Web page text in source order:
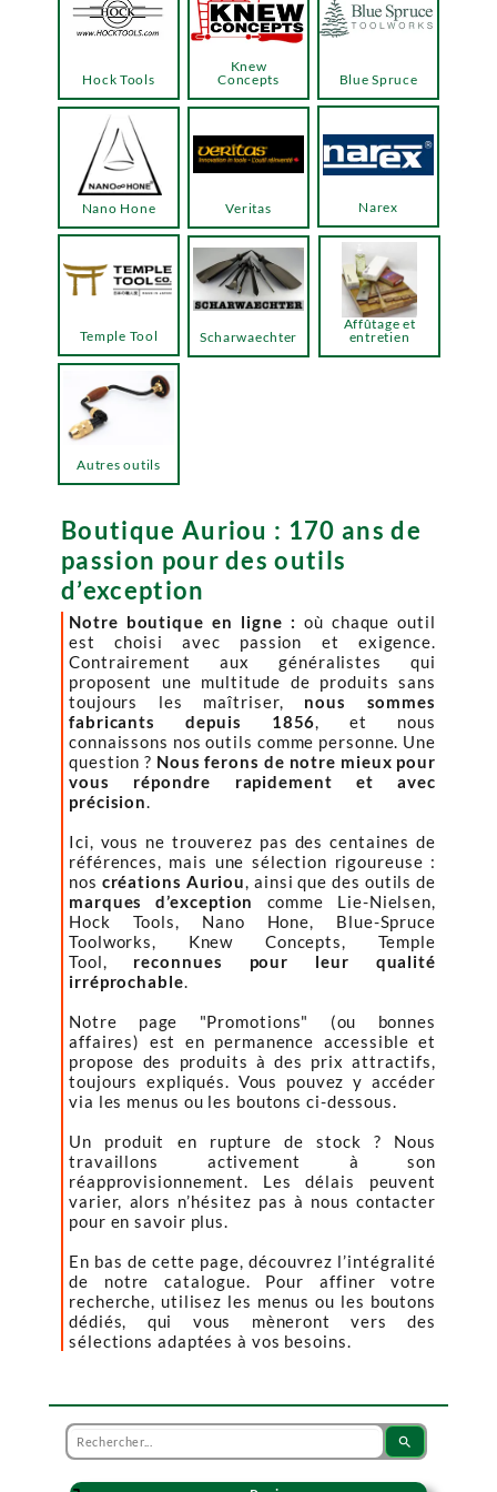
Boutique Auriou : 170 ans de
passion pour des outils
d’exception
Notre boutique en ligne : où chaque outil
est choisi avec passion et exigence.
Contrairement aux généralistes qui
proposent une multitude de produits sans
toujours les maîtriser, nous sommes
fabricants depuis 1856, et nous
connaissons nos outils comme personne. Une
question ? Nous ferons de notre mieux pour
vous répondre rapidement et avec
précision.
Ici, vous ne trouverez pas des centaines de
références, mais une sélection rigoureuse :
nos créations Auriou, ainsi que des outils de
marques d’exception
comme Lie-Nielsen,
Hock Tools, Nano Hone, Blue-Spruce
Toolworks, Knew Concepts, Temple
Tool, reconnues pour leur qualité
irréprochable.
Notre page "Promotions" (ou bonnes
affaires) est en permanence accessible et
propose des produits à des prix attractifs,
toujours expliqués. Vous pouvez y accéder
via les menus ou les boutons ci-dessous.
Un produit en rupture de stock ? Nous
travaillons activement à son
réapprovisionnement. Les délais peuvent
varier, alors n’hésitez pas à nous contacter
pour en savoir plus.
En bas de cette page, découvrez l’intégralité
de notre catalogue. Pour affiner votre
recherche, utilisez les menus ou les boutons
dédiés, qui vous mèneront vers des
sélections adaptées à vos besoins.
Hock Tools
Knew
Concepts
Temple Tool
Blue Spruce
Narex
Veritas
Nano Hone
Autres outils
Scharwaechter
Affûtage et
entretien
search